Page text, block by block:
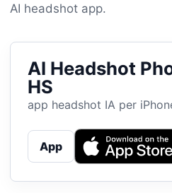
AI headshot app.
AI Headshot
HS
app headshot IA per
App